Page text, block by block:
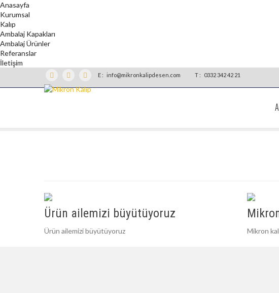
Anasayfa
Kurumsal
Kalıp
Ambalaj Kapakları
Ambalaj Ürünler
Referanslar
İletişim
E : info@mikronkalipdesen.com T : 0332 342 42 21
Ürün ailemizi büyütüyoruz
Ürün ailemizi büyütüyoruz Mikron